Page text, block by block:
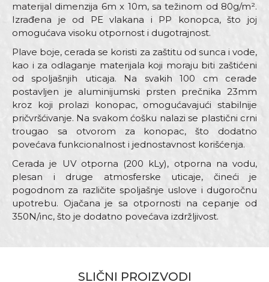
materijal dimenzija 6m x 10m, sa težinom od 80g/m².
Izrađena je od PE vlakana i PP konopca, što joj
omogućava visoku otpornost i dugotrajnost.
Plave boje, cerada se koristi za zaštitu od sunca i vode,
kao i za odlaganje materijala koji moraju biti zaštićeni
od spoljašnjih uticaja. Na svakih 100 cm cerade
postavljen je aluminijumski prsten prečnika 23mm
kroz koji prolazi konopac, omogućavajući stabilnije
pričvršćivanje. Na svakom ćošku nalazi se plastični crni
trougao sa otvorom za konopac, što dodatno
povećava funkcionalnost i jednostavnost korišćenja.
Cerada je UV otporna (200 kLy), otporna na vodu,
plesan i druge atmosferske uticaje, čineći je
pogodnom za različite spoljašnje uslove i dugoročnu
upotrebu. Ojačana je sa otpornosti na cepanje od
350N/inc, što je dodatno povećava izdržljivost.
Plava
SLIČNI PROIZVODI